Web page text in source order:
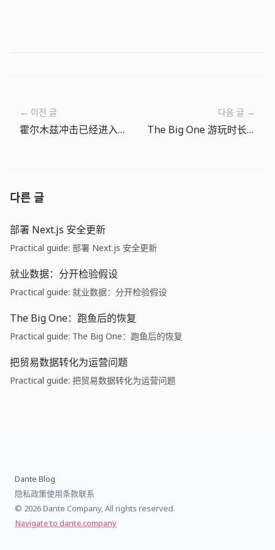
← 이전 글
霍尔木兹冲击已经进入美联储议题：先看现金流，再看油价
다음 글 →
The Big One 游玩时长指南：3分钟、10分钟或更久
다른 글
部署 Next.js 安全更新
Practical guide: 部署 Next.js 安全更新
就业数据：分开检验假设
Practical guide: 就业数据：分开检验假设
The Big One：跑鱼后的恢复
Practical guide: The Big One：跑鱼后的恢复
把贸易数据转化为运营问题
Practical guide: 把贸易数据转化为运营问题
Dante Blog
隐私政策使用条款联系
© 2026 Dante Company, All rights reserved.
Navigate to dante.company